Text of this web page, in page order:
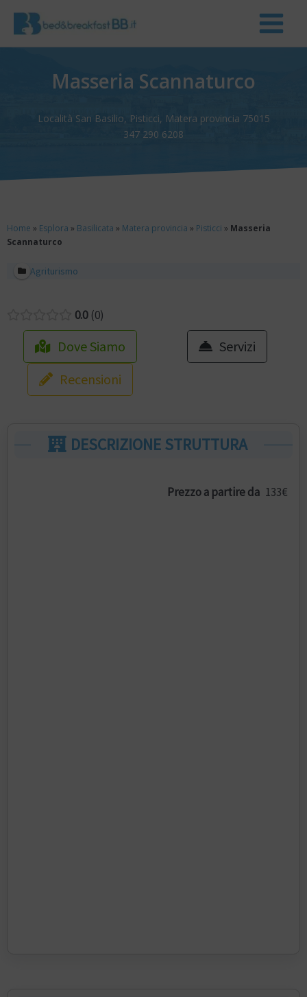
Masseria Scannaturco
Località San Basilio, Pisticci, Matera provincia 75015
347 290 6208
Home » Esplora » Basilicata » Matera provincia » Pisticci » Masseria
Scannaturco
Agriturismo
0.0 0
Dove Siamo
Servizi
Recensioni
DESCRIZIONE STRUTTURA
Prezzo a partire da 133€